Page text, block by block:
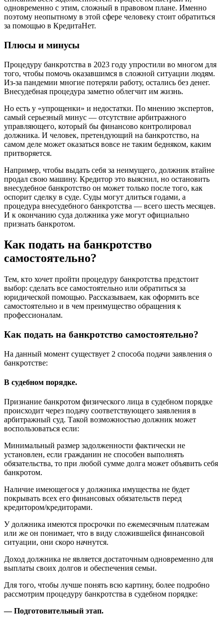
одновременно с этим, сложный в правовом плане. Именно
поэтому неопытному в этой сфере человеку стоит обратиться
за помощью в КредитаНет.
Плюсы и минусы
Процедуру банкротства в 2023 году упростили во многом для
того, чтобы помочь оказавшимся в сложной ситуации людям.
Из-за пандемии многие потеряли работу, остались без денег.
Внесудебная процедура заметно облегчит им жизнь.
Но есть у «упрощенки» и недостатки. По мнению экспертов,
самый серьезный минус — отсутствие арбитражного
управляющего, который бы финансово контролировал
должника. И человек, претендующий на банкротство, на
самом деле может оказаться вовсе не таким бедняком, каким
притворяется.
Например, чтобы выдать себя за неимущего, должник втайне
продал свою машину. Кредитор это выяснил, но остановить
внесудебное банкротство он может только после того, как
оспорит сделку в суде. Суды могут длиться годами, а
процедура внесудебного банкротства — всего шесть месяцев.
И к окончанию суда должника уже могут официально
признать банкротом.
Как подать на банкротство
самостоятельно?
Тем, кто хочет пройти процедуру банкротства предстоит
выбор: сделать все самостоятельно или обратиться за
юридической помощью. Рассказываем, как оформить все
самостоятельно и в чем преимущество обращения к
профессионалам.
Как подать на банкротство самостоятельно?
На данный момент существует 2 способа подачи заявления о
банкротстве:
В судебном порядке.
Признание банкротом физического лица в судебном порядке
происходит через подачу соответствующего заявления в
арбитражный суд. Такой возможностью должник может
воспользоваться если:
Минимальный размер задолженности фактически не
установлен, если гражданин не способен выполнять
обязательства, то при любой сумме долга может объявить себя
банкротом.
Наличие имеющегося у должника имущества не будет
покрывать всех его финансовых обязательств перед
кредитором/кредиторами.
У должника имеются просрочки по ежемесячным платежам
или же он понимает, что в виду сложившейся финансовой
ситуации, они скоро начнутся.
Доход должника не является достаточным одновременно для
выплаты своих долгов и обеспечения семьи.
Для того, чтобы лучше понять всю картину, более подробно
рассмотрим процедуру банкротства в судебном порядке:
— Подготовительный этап.